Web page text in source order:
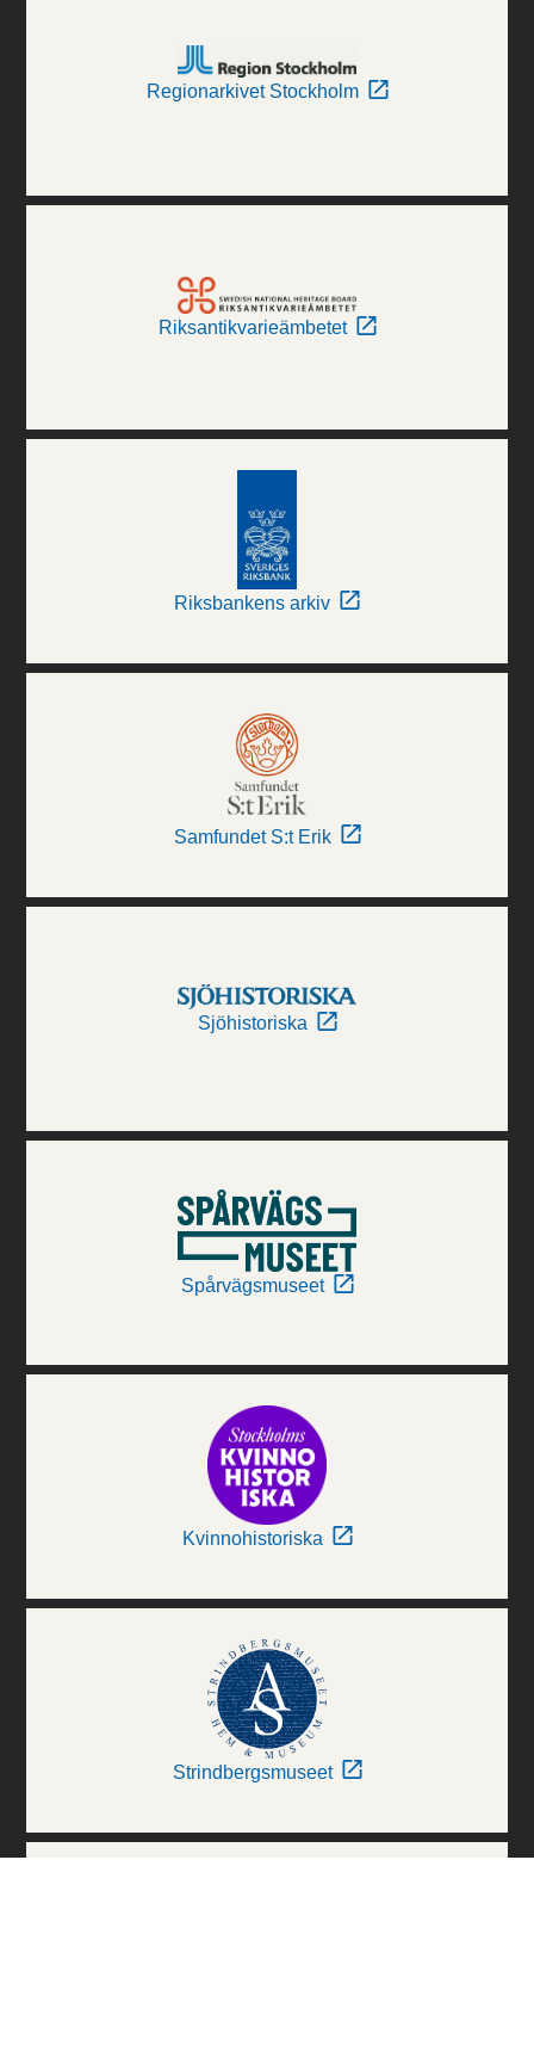
Regionarkivet Stockholm
Riksantikvarieämbetet
Riksbankens arkiv
Samfundet S:t Erik
Sjöhistoriska
Spårvägsmuseet
Kvinnohistoriska
Strindbergsmuseet